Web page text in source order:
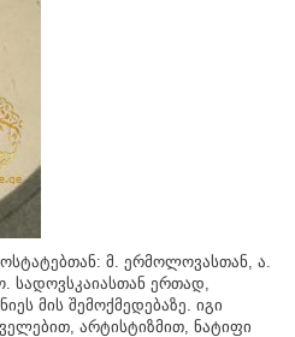
მ. ერმოლოვასთან, ა.
სადოვსკაიასთან ერთად,
მის შემოქმედებაზე. იგი
არტისტიზმით, ნატიფი